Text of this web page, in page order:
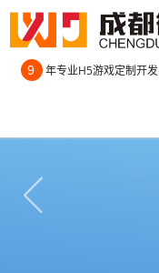
9 年专业H5游戏定制开发